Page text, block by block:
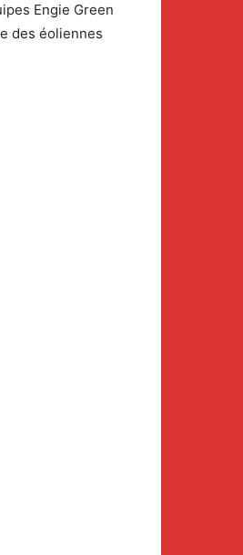
Engie Green
des éoliennes